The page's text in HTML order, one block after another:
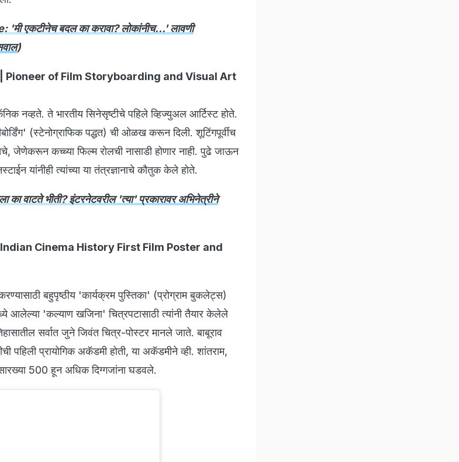
एकटीनेच बदल का करावा? लोकांनीच...' लावणी
)
| Pioneer of Film Storyboarding and Visual Art
नव्हते. ते भारतीय सिनेसृष्टीचे पहिले व्हिज्युअल आर्टिस्ट होते.
(स्टेनोग्राफिक पद्धत) ची ओळख करून दिली. शूटिंगपूर्वीच
जेणेकरून कच्च्या फिल्म रोलची नासाडी होणार नाही. पुढे जाऊन
यांनीही त्यांच्या या तंत्रज्ञानाचे कौतुक केले होते.
का वाटते भीती? इंटरनेटवरील 'त्या' प्रकारावर अभिनेत्रीने
| Indian Cinema History First Film Poster and
बहुपृष्ठीय 'कार्यक्रम पुस्तिका' (प्रोग्राम बुकलेट्स)
आलेल्या 'कल्याण खजिना' चित्रपटासाठी त्यांनी तैयार केलेले
सर्वात जुने जिवंत चित्र-पोस्टर मानले जाते. बाबूराव
पहिली प्रायोगिक अकॅडमी होती, या अकॅडमीने व्ही. शांतराम,
500 हून अधिक दिग्गजांना घडवले.